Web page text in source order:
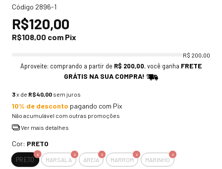
Código 2896-1
R$120,00
R$108,00 com Pix
R$ 200,00
Aproveite: comprando a partir de R$ 200,00, você ganha FRETE
GRÁTIS NA SUA COMPRA!
3x de R$40,00 sem juros
10% de desconto pagando com Pix
Não acumulável com outras promoções
Ver mais detalhes
Cor: PRETO
PRETO MARSALA AREIA MARROM MARINHO